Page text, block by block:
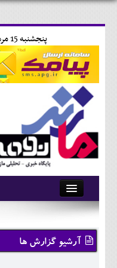
پنجشنبه 15 مرداد 1405-13:13-
آرشیو
تماس با ما
وبلاگ
آرشیو گزارش ها